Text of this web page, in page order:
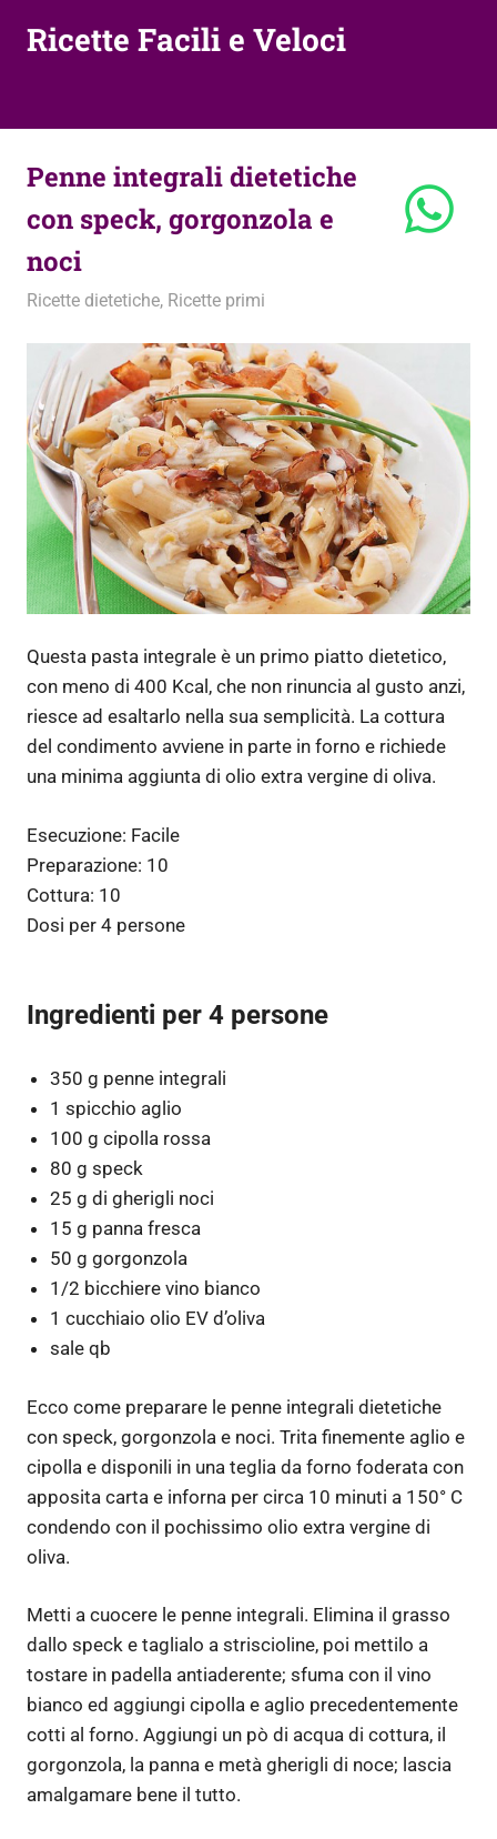
Ricette Facili e Veloci
Penne integrali dietetiche
con speck, gorgonzola e
noci
7 Aprile 2015
admin
Ricette dietetiche, Ricette primi
Questa pasta integrale è un primo piatto dietetico,
con meno di 400 Kcal, che non rinuncia al gusto anzi,
riesce ad esaltarlo nella sua semplicità. La cottura
del condimento avviene in parte in forno e richiede
una minima aggiunta di olio extra vergine di oliva.
Esecuzione: Facile
Preparazione: 10
Cottura: 10
Dosi per 4 persone
Ingredienti per 4 persone
350 g penne integrali
1 spicchio aglio
100 g cipolla rossa
80 g speck
25 g di gherigli noci
15 g panna fresca
50 g gorgonzola
1/2 bicchiere vino bianco
1 cucchiaio olio EV d’oliva
sale qb
Ecco come preparare le penne integrali dietetiche
con speck, gorgonzola e noci. Trita finemente aglio e
cipolla e disponili in una teglia da forno foderata con
apposita carta e inforna per circa 10 minuti a 150° C
condendo con il pochissimo olio extra vergine di
oliva.
Metti a cuocere le penne integrali. Elimina il grasso
dallo speck e taglialo a striscioline, poi mettilo a
tostare in padella antiaderente; sfuma con il vino
bianco ed aggiungi cipolla e aglio precedentemente
cotti al forno. Aggiungi un pò di acqua di cottura, il
gorgonzola, la panna e metà gherigli di noce; lascia
amalgamare bene il tutto.